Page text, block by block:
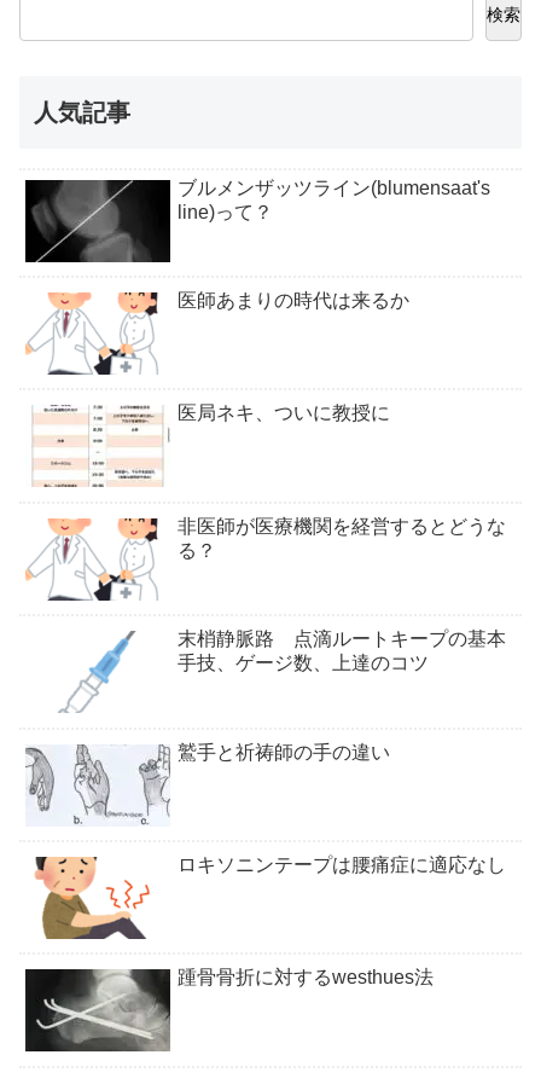
検索
人気記事
ブルメンザッツライン(blumensaat's
line)って？
医師あまりの時代は来るか
医局ネキ、ついに教授に
非医師が医療機関を経営するとどうな
る？
末梢静脈路 点滴ルートキープの基本
手技、ゲージ数、上達のコツ
鷲手と祈祷師の手の違い
ロキソニンテープは腰痛症に適応なし
踵骨骨折に対するwesthues法